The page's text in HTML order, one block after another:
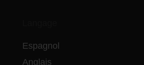
Espagnol
Anglais